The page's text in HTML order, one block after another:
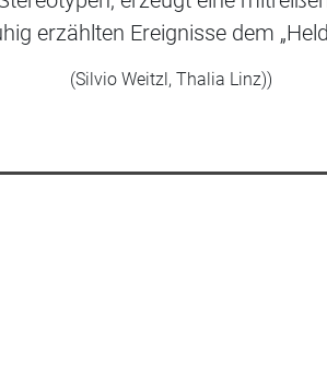
erzählten Ereignisse dem
(Silvio Weitzl, Thalia Linz))